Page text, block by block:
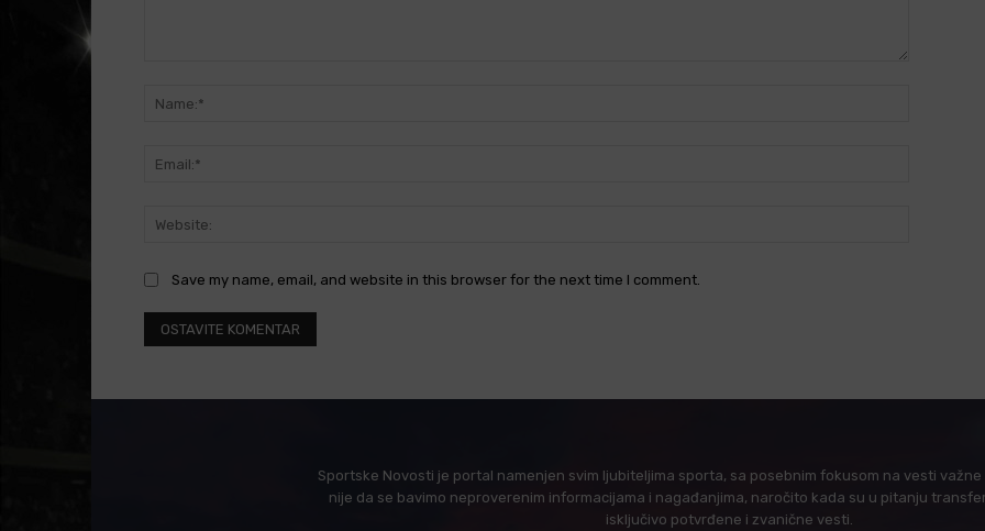
Save my name, email, and website in this browser for the next time I comment.
Sportske Novosti je portal namenjen svim ljubiteljima sporta, sa posebnim fokusom na vesti
nije da se bavimo neproverenim informacijama i nagađanjima, naročito kada su u pitanju
isključivo potvrđene i zvanične vesti.